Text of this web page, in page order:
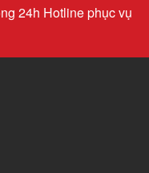
24h Hotline phục vụ